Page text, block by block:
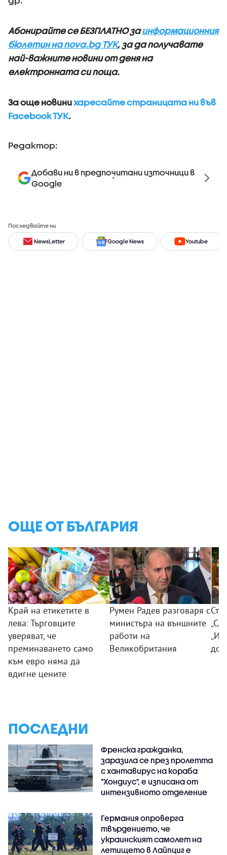
Абонирайте се БЕЗПЛАТНО заинформационния
бюлетин на nova.bg ТУК, за да получавате
най-важните новини от деня на
електронната си поща.
За още новинихаресайте страницата ни във
Facebook ТУК.
Редактор:
Добави ни в предпочитани източници в
Google
Последвайте ни
NewsLetter Google News Youtube
ОЩЕ ОТ БЪЛГАРИЯ
Край на етикетите в
лева: Търговците
уверяват, че
преминаването само
към евро няма да
вдигне цените
Румен Радев разговаря с
министъра на външните
работи на
Великобритания
ПОСЛЕДНИ
Френска гражданка,
заразила се през пролетта
с хантавирус на кораба
"Хондиус", е изписана от
интензивното отделение
Германия опроверга
твърдението, че
украинският самолет на
летището в Лайпциг е